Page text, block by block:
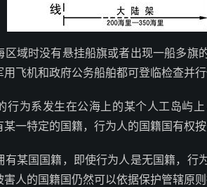
区域时没有悬挂船旗或者出现一船多旗
飞机和政府公务船舶都可登临检查并行
行为系发生在公海上的某个人工岛屿
一特定的国籍，行为人的国籍国有权按
有某国国籍，即使行为人是无国籍，行
人的国籍国仍然可以依据保护管辖原则